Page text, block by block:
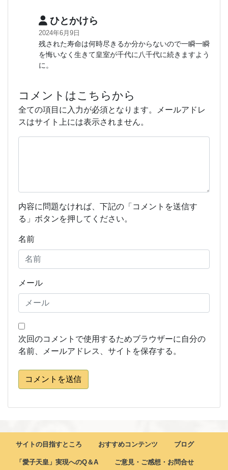
ひとかけら
2024年6月9日
残された寿命は何時尽きるか分からないので一瞬一瞬
を悔いなく生きて皇室が千代に八千代に続きますよう
に。
コメントはこちらから
全ての項目に入力が必須となります。メールアドレ
スはサイト上には表示されません。
内容に問題なければ、下記の「コメントを送信す
る」ボタンを押してください。
名前
メール
次回のコメントで使用するためブラウザーに自分の
名前、メールアドレス、サイトを保存する。
コメントを送信
サイトの目指すところ おすすめコンテンツ ブログ
「愛子天皇」実現へのQ＆A ご意見・ご感想・お問合せ